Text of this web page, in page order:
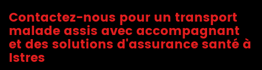
Contactez-nous pour un transport
malade assis avec accompagnant
et des solutions d'assurance santé à
Istres